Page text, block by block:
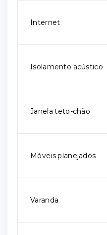
Internet
Isolamento acústico
Janela teto-chão
Móveis planejados
Varanda